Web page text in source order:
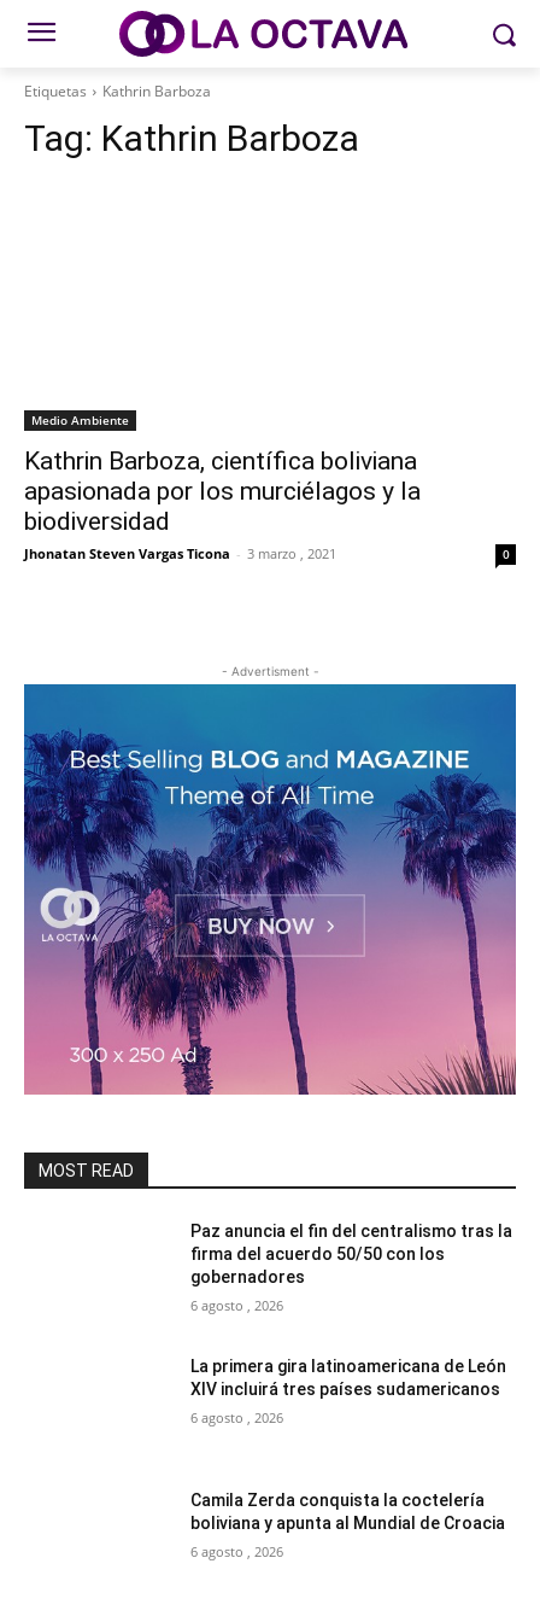
Etiquetas Kathrin Barboza
Tag: Kathrin Barboza
Medio Ambiente
Kathrin Barboza, científica boliviana
apasionada por los murciélagos y la
biodiversidad
Jhonatan Steven Vargas Ticona - 3 marzo , 2021 0
- Advertisment -
MOST READ
Paz anuncia el fin del centralismo tras la
firma del acuerdo 50/50 con los
gobernadores
6 agosto , 2026
La primera gira latinoamericana de León
XIV incluirá tres países sudamericanos
6 agosto , 2026
Camila Zerda conquista la coctelería
boliviana y apunta al Mundial de Croacia
6 agosto , 2026